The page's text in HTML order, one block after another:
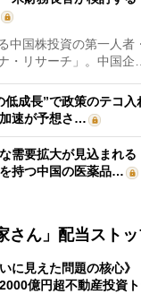
中国株投資の第一人者
・リサーチ」。中国企
低成長”で政策のテコ
速が予想さ…
需要拡大が見込まれる
持つ中国の医薬品…
さん」配当スト
いに見えた問題の核心
億円超不動産投資